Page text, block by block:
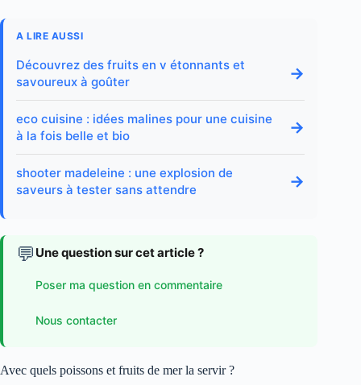
A LIRE AUSSI
Découvrez des fruits en v étonnants et
savoureux à goûter
→
eco cuisine : idées malines pour une cuisine
à la fois belle et bio
→
shooter madeleine : une explosion de
saveurs à tester sans attendre
→
💬 Une question sur cet article ?
Poser ma question en commentaire
Nous contacter
Avec quels poissons et fruits de mer la servir ?